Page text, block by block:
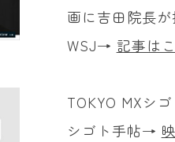
画に吉田院長が
WSJ→ 記事は
TOKYO MXシ
シゴト手帖→